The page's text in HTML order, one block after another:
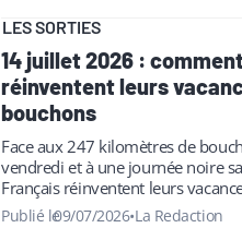
LES SORTIES
14 juillet 2026 :
réinventent leurs
bouchons
Face aux 247 kilomètres de
vendredi et à une journée noire
Français réinventent leurs
Staycation, départs décalés,
Publié le09/07/2026•La Redaction